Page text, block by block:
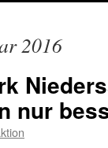
2016
nur